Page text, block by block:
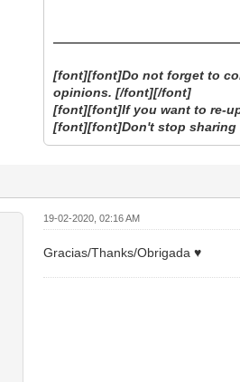
[font][font]Do not forget to
opinions. [/font][/font]
[font][font]If you want to re-
[font][font]Don't stop
19-02-2020, 02:16 AM
Gracias/Thanks/Obrigada ♥